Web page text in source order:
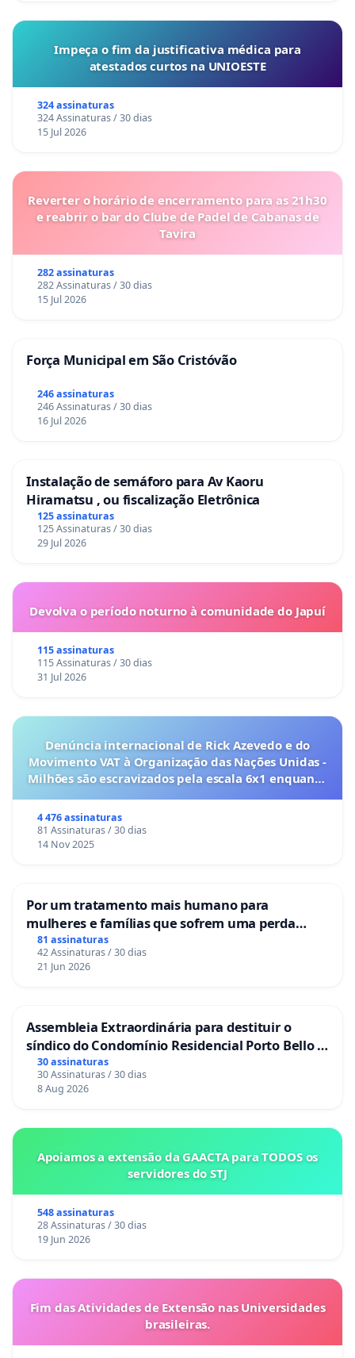
Impeça o fim da justificativa médica para
atestados curtos na UNIOESTE
324 assinaturas
324 Assinaturas / 30 dias
15 Jul 2026
Reverter o horário de encerramento para as 21h30
e reabrir o bar do Clube de Padel de Cabanas de
Tavira
282 assinaturas
282 Assinaturas / 30 dias
15 Jul 2026
Força Municipal em São Cristóvão
246 assinaturas
246 Assinaturas / 30 dias
16 Jul 2026
Instalação de semáforo para Av Kaoru
Hiramatsu , ou fiscalização Eletrônica
125 assinaturas
125 Assinaturas / 30 dias
29 Jul 2026
Devolva o período noturno à comunidade do Japuí
115 assinaturas
115 Assinaturas / 30 dias
31 Jul 2026
Denúncia internacional de Rick Azevedo e do
Movimento VAT à Organização das Nações Unidas -
Milhões são escravizados pela escala 6x1 enquanto
4 476 assinaturas
81 Assinaturas / 30 dias
14 Nov 2025
Por um tratamento mais humano para
mulheres e famílias que sofrem uma perda
gestacional nos hospitais portugueses
81 assinaturas
42 Assinaturas / 30 dias
21 Jun 2026
Assembleia Extraordinária para destituir o
síndico do Condomínio Residencial Porto Bello -
La Casa
30 assinaturas
30 Assinaturas / 30 dias
8 Aug 2026
Apoiamos a extensão da GAACTA para TODOS os
servidores do STJ
548 assinaturas
28 Assinaturas / 30 dias
19 Jun 2026
Fim das Atividades de Extensão nas Universidades
brasileiras.